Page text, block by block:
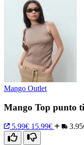
Mango Outlet
Mango Top punto
5.99€ 15.99€